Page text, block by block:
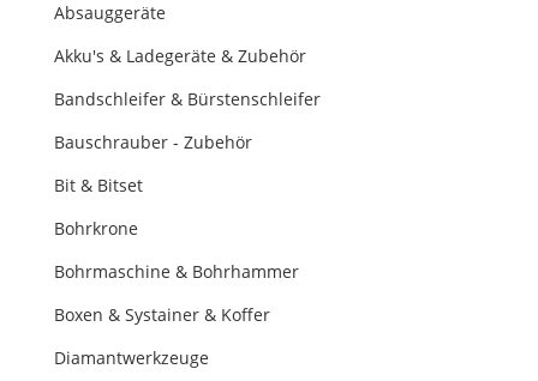
Absauggeräte
Akku's & Ladegeräte & Zubehör
Bandschleifer & Bürstenschleifer
Bauschrauber - Zubehör
Bit & Bitset
Bohrkrone
Bohrmaschine & Bohrhammer
Boxen & Systainer & Koffer
Diamantwerkzeuge